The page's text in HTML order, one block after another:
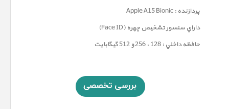
پردازنده : Apple A15 Bionic
داراي سنسور تشخيص چهره (Face ID)
حافظه داخلي : 128 ، 256 و 512 گيگابايت